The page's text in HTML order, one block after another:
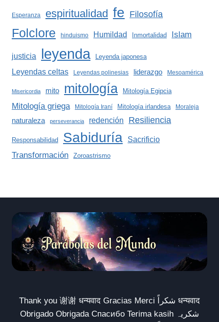
Esperanza espiritualidad fe Filosofía
Folclore hinduismo Humildad Inmortalidad Islam
justicia leyenda Leyenda japonesa
Leyendas celtas Leyendas polinesias liderazgo Mesoamérica
Misericordia mito mitología Mitología Egipcia
Mitología griega Mitología Iraní Mitología irlandesa Moraleja
naturaleza perseverancia redención Resiliencia
Responsabilidad Sabiduría Sacrificio
Transformación Zoroastrismo
Thank you 谢谢 धन्यवाद Gracias Merci شكراً धन्यवाद
Obrigado Obrigada Спасибо Terima kasih شکریہ